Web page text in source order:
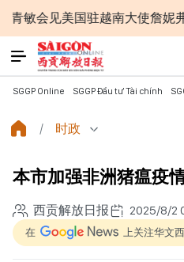
见美国驻越南大使詹妮弗·威克
SGGP Online SGGP Đầu tư Tài chính
时政
本市加强非洲猪瘟疫
西贡解放日报 2025/8/2
在 上关注华文